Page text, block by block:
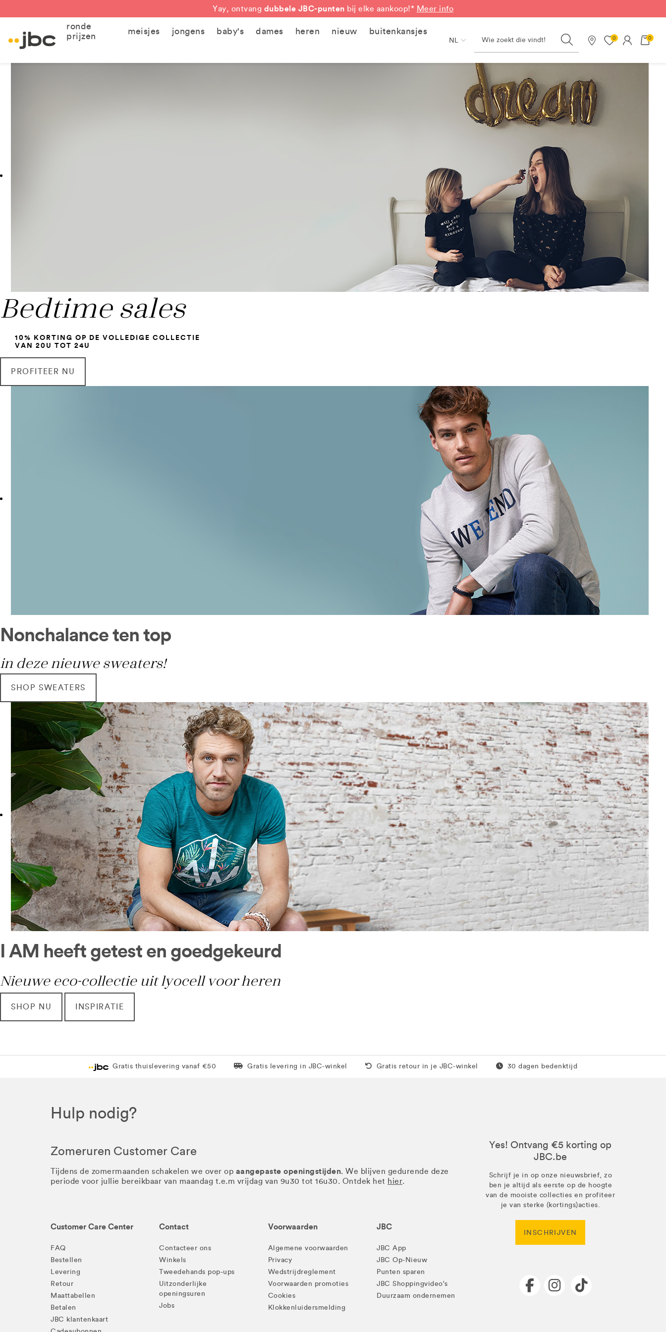
Yay, ontvang dubbele JBC-punten bij elke aankoop!* Meer info
ronde
prijzen
meisjes jongens baby's dames heren nieuw buitenkansjes
NL Search
Onze winkels
0 0
Bedtime sales
10% KORTING OP DE VOLLEDIGE COLLECTIE
VAN 20U TOT 24U
PROFITEER NU
Nonchalance ten top
in deze nieuwe sweaters!
SHOP SWEATERS
I AM heeft getest en goedgekeurd
Nieuwe eco-collectie uit lyocell voor heren
SHOP NU INSPIRATIE
Gratis thuislevering vanaf €50 Levering in 1 pakket
Gratis levering in JBC-winkel Gratis thuis vanaf 50 euro
Gratis retour in je JBC-winkel Gratis retour
30 dagen bedenktijd
Hulp nodig?
Zomeruren Customer Care
Tijdens de zomermaanden schakelen we over op aangepaste openingstijden. We blijven gedurende deze
periode voor jullie bereikbaar van maandag t.e.m vrijdag van 9u30 tot 16u30. Ontdek het hier.
Customer Care Center
FAQ
Bestellen
Levering
Retour
Maattabellen
Betalen
JBC klantenkaart
Contact
Contacteer ons
Winkels
Tweedehands pop-ups
Uitzonderlijke
openingsuren
Jobs
Voorwaarden
Algemene voorwaarden
Privacy
Wedstrijdreglement
Voorwaarden promoties
Cookies
Klokkenluidersmelding
JBC
JBC App
JBC Op-Nieuw
Punten sparen
JBC Shoppingvideo's
Duurzaam ondernemen
Yes! Ontvang €5 korting op
JBC.be
Schrijf je in op onze nieuwsbrief, zo
ben je altijd als eerste op de hoogte
van de mooiste collecties en profiteer
je van sterke (kortings)acties.
INSCHRIJVEN